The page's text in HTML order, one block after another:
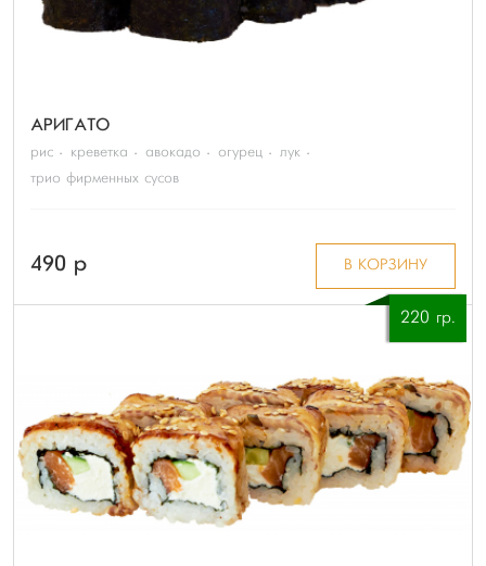
АРИГАТО
рис креветка авокадо огурец
лук
трио фирменных сусов
490 p В КОРЗИНУ
220 гр.